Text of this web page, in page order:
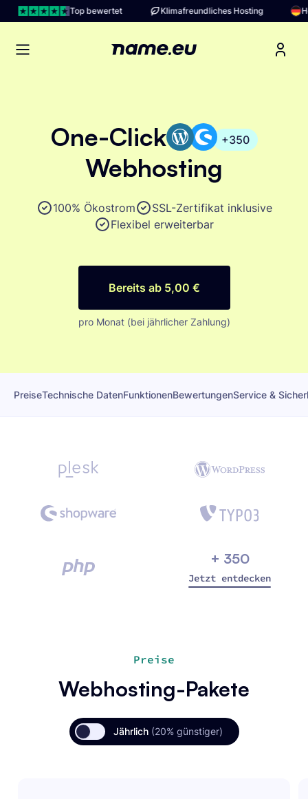
Top bewertet Klimafreundliches Hosting
Open main menu
One-Click +350
Webhosting
100% Ökostrom
SSL-Zertifikat inklusive
Flexibel erweiterbar
Bereits ab 5,00 €
pro Monat (bei jährlicher Zahlung)
PreiseTechnische DatenFunktionenBewertungenService &
+ 350
Jetzt entdecken
Preise
Webhosting-Pakete
Jährlich (20% günstiger)